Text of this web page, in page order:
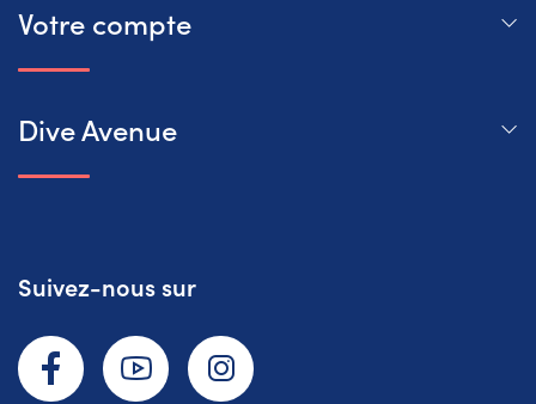
Votre compte
Dive Avenue
Suivez-nous sur